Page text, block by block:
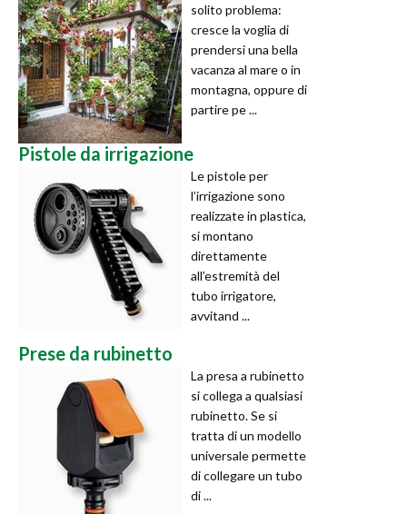
solito problema:
cresce la voglia di
prendersi una bella
vacanza al mare o in
montagna, oppure di
partire pe ...
Pistole da irrigazione
Le pistole per
l’irrigazione sono
realizzate in plastica,
si montano
direttamente
all’estremità del
tubo irrigatore,
avvitand ...
Prese da rubinetto
La presa a rubinetto
si collega a qualsiasi
rubinetto. Se si
tratta di un modello
universale permette
di collegare un tubo
di ...